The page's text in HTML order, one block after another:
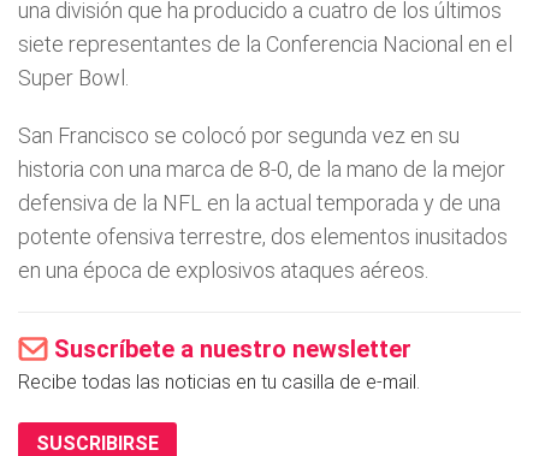
una división que ha producido a cuatro de los últimos
siete representantes de la Conferencia Nacional en el
Super Bowl.
San Francisco se colocó por segunda vez en su
historia con una marca de 8-0, de la mano de la mejor
defensiva de la NFL en la actual temporada y de una
potente ofensiva terrestre, dos elementos inusitados
en una época de explosivos ataques aéreos.
Suscríbete a nuestro newsletter
Recibe todas las noticias en tu casilla de e-mail.
SUSCRIBIRSE